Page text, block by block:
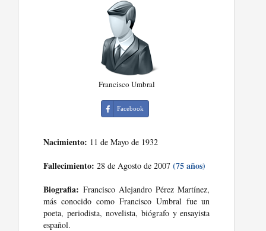
Francisco Umbral
Facebook
Nacimiento: 11 de Mayo de 1932
Fallecimiento: 28 de Agosto de 2007(75 años)
Biografia: Francisco Alejandro Pérez Martínez,
más conocido como Francisco Umbral fue un
poeta, periodista, novelista, biógrafo y ensayista
español.